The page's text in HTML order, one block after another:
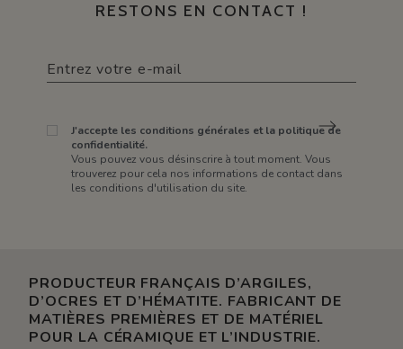
RESTONS EN CONTACT !
J'accepte les conditions générales et la politique de
confidentialité.
Vous pouvez vous désinscrire à tout moment. Vous
trouverez pour cela nos informations de contact dans
les conditions d'utilisation du site.
PRODUCTEUR FRANÇAIS D’ARGILES,
D’OCRES ET D’HÉMATITE. FABRICANT DE
MATIÈRES PREMIÈRES ET DE MATÉRIEL
POUR LA CÉRAMIQUE ET L’INDUSTRIE.